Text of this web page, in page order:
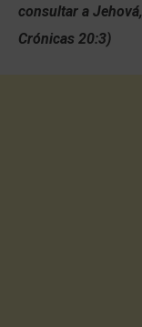
consultar a
Crónicas 20:3)